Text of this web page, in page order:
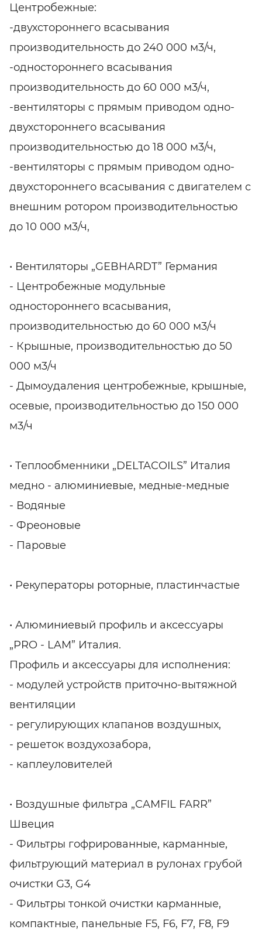
Центробежные:
-двухстороннего всасывания
производительность до 240 000 м3/ч,
-одностороннего всасывания
производительность до 60 000 м3/ч,
-вентиляторы с прямым приводом одно-
двухстороннего всасывания
производительностью до 18 000 м3/ч,
-вентиляторы с прямым приводом одно-
двухстороннего всасывания с двигателем с
внешним ротором производительностью
до 10 000 м3/ч,
• Вентиляторы „GEBHARDT” Германия
- Центробежные модульные
одностороннего всасывания,
производительностью до 60 000 м3/ч
- Крышные, производительностью до 50
000 м3/ч
- Дымоудаления центробежные, крышные,
осевые, производительностью до 150 000
м3/ч
• Теплообменники „DELTACOILS” Италия
медно - алюминиевые, медные-медные
- Водяные
- Фреоновые
- Паровые
• Рекуператоры роторные, пластинчастые
• Алюминиевый профиль и аксессуары
„PRO - LAM” Италия.
Профиль и аксессуары для исполнения:
- модулей устройств приточно-вытяжной
вентиляции
- регулирующих клапанов воздушных,
- решеток воздухозабора,
- каплеуловителей
• Воздушные фильтра „CAMFIL FARR”
Швеция
- Фильтры гофрированные, карманные,
фильтрующий материал в рулонах грубой
очистки G3, G4
- Фильтры тонкой очистки карманные,
компактные, панельные F5, F6, F7, F8, F9